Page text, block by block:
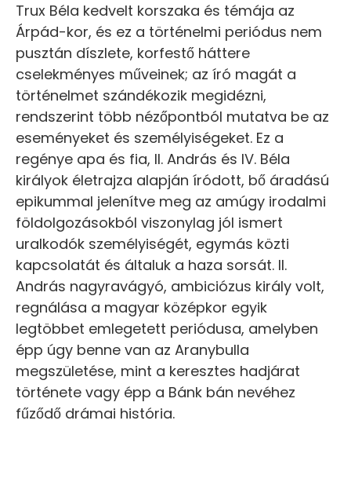
Trux Béla kedvelt korszaka és témája az
Árpád-kor, és ez a történelmi periódus nem
pusztán díszlete, korfestő háttere
cselekményes műveinek; az író magát a
történelmet szándékozik megidézni,
rendszerint több nézőpontból mutatva be az
eseményeket és személyiségeket. Ez a
regénye apa és fia, II. András és IV. Béla
királyok életrajza alapján íródott, bő áradású
epikummal jelenítve meg az amúgy irodalmi
földolgozásokból viszonylag jól ismert
uralkodók személyiségét, egymás közti
kapcsolatát és általuk a haza sorsát. II.
András nagyravágyó, ambiciózus király volt,
regnálása a magyar középkor egyik
legtöbbet emlegetett periódusa, amelyben
épp úgy benne van az Aranybulla
megszületése, mint a keresztes hadjárat
története vagy épp a Bánk bán nevéhez
fűződő drámai história.